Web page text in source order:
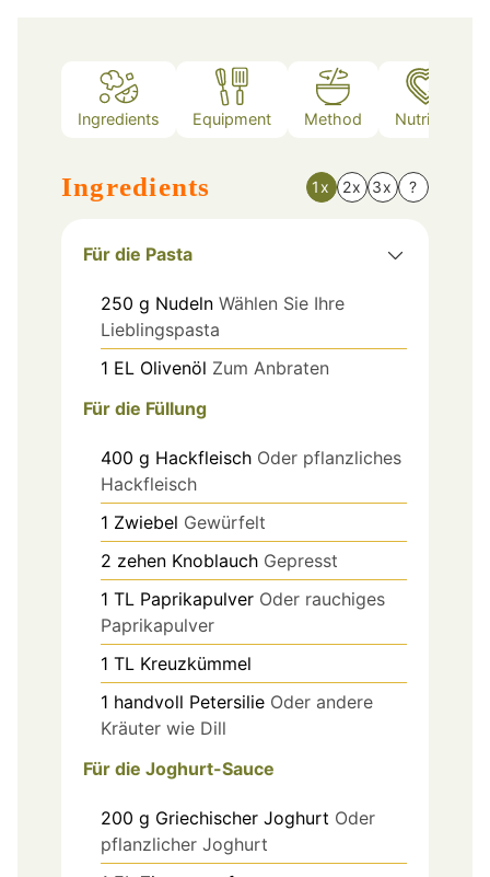
Ingredients Equipment Method Nutrition
Ingredients 1x 2x 3x ?
Für die Pasta
250 g Nudeln Wählen Sie Ihre
Lieblingspasta
1 EL Olivenöl Zum Anbraten
Für die Füllung
400 g Hackfleisch Oder pflanzliches
Hackfleisch
1 Zwiebel Gewürfelt
2 zehen Knoblauch Gepresst
1 TL Paprikapulver Oder rauchiges
Paprikapulver
1 TL Kreuzkümmel
1 handvoll Petersilie Oder andere
Kräuter wie Dill
Für die Joghurt-Sauce
200 g Griechischer Joghurt Oder
pflanzlicher Joghurt